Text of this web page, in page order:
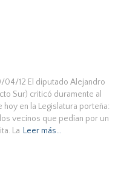
04/12 El diputado Alejandro
Sur) criticó duramente al
en la Legislatura porteña:
vecinos que pedían por un
La Leer más…